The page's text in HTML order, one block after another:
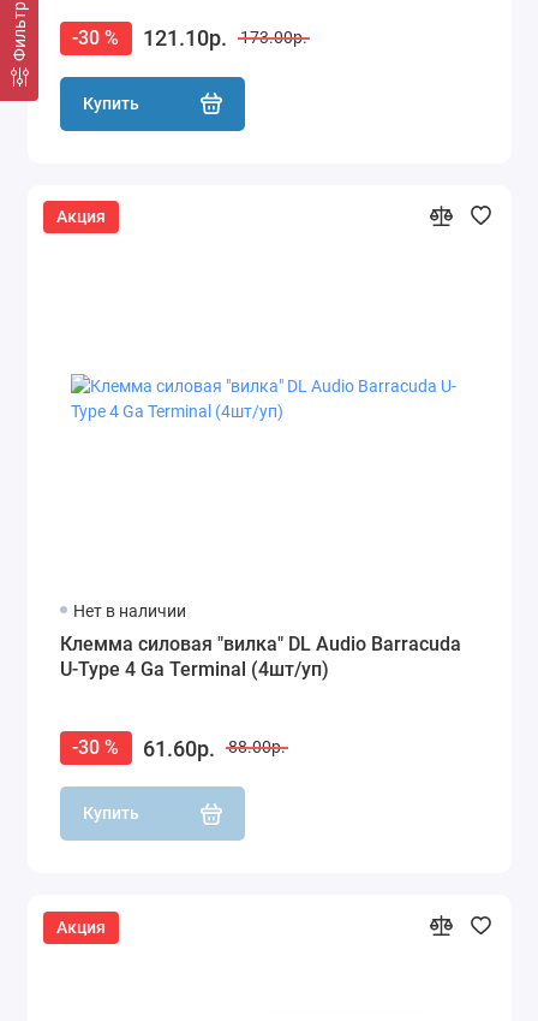
Фильтр -30 % 121.10р. 173.00р.
Купить
Акция
Нет в наличии
Клемма силовая "вилка" DL Audio Barracuda
U-Type 4 Ga Terminal (4шт/уп)
-30 % 61.60р. 88.00р.
Купить
Акция